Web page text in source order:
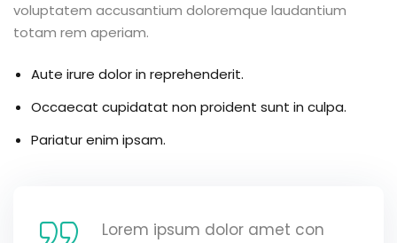
voluptatem accusantium doloremque laudantium
totam rem aperiam.
Aute irure dolor in reprehenderit.
Occaecat cupidatat non proident sunt in culpa.
Pariatur enim ipsam.
Lorem ipsum dolor amet con